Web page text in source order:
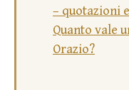
– quotazioni
Quanto vale
Orazio?